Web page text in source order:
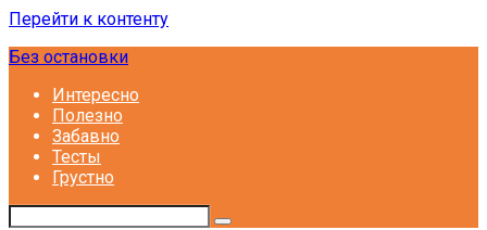
Перейти к контенту
Без остановки
Интересно
Полезно
Забавно
Тесты
Грустно